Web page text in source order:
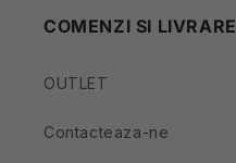
COMENZI SI LIVRARE
OUTLET
Contacteaza-ne